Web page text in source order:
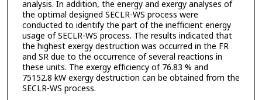
analysis. In addition, the energy and exergy analyses of
the optimal designed SECLR-WS process were
conducted to identify the part of the inefficient energy
usage of SECLR-WS process. The results indicated that
the highest exergy destruction was occurred in the FR
and SR due to the occurrence of several reactions in
these units. The exergy efficiency of 76.83 % and
75152.8 kW exergy destruction can be obtained from the
SECLR-WS process.